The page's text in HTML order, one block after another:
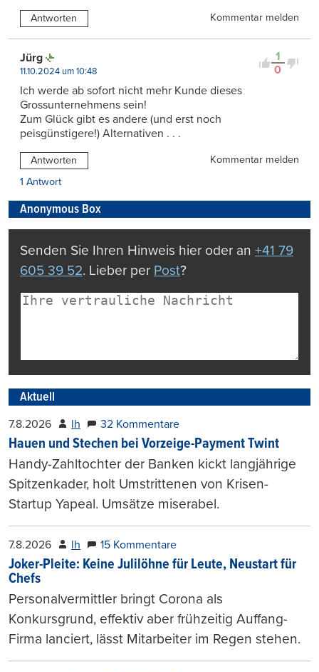
Antworten Kommentar melden
1
0
Jürg
11.10.2024 um 10:48
Ich werde ab sofort nicht mehr Kunde dieses
Grossunternehmens sein!
Zum Glück gibt es andere (und erst noch
peisgünstigere!) Alternativen . . .
Antworten
Kommentar melden
1 Antwort
Anonymous Box
Senden Sie Ihren Hinweis hier oder an +41 79
605 39 52. Lieber per Post?
Aktuell
7.8.2026 lh 32 Kommentare
Hauen und Stechen bei Vorzeige-Payment Twint
Handy-Zahltochter der Banken kickt langjährige
Spitzenkader, holt Umstrittenen von Krisen-
Startup Yapeal. Umsätze miserabel.
7.8.2026 lh 15 Kommentare
Joker-Pleite: Keine Julilöhne für Leute, Neustart für
Chefs
Personalvermittler bringt Corona als
Konkursgrund, effektiv aber frühzeitig Auffang-
Firma lanciert, lässt Mitarbeiter im Regen stehen.